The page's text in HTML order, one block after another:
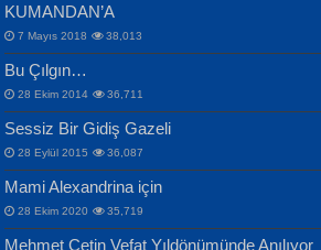
İPEK ACAR SERT
Gazze’nin Şecaati, Ümmetin İmtihanı...
Selahattin Yıldız
İdrakimle Üşürken...
ERDEM BAYAZIT
Sana, Bana, Vatanıma, Ülkemin
İnsanlarına Dair...
KUMANDAN’A
7 Mayıs 2018 38,013
Bu Çılgın…
28 Ekim 2014 36,711
Sessiz Bir Gidiş Gazeli
28 Eylül 2015 36,087
Mami Alexandrina için
28 Ekim 2020 35,719
Mehmet Çetin Vefat Yıldönümünde Anılıyor